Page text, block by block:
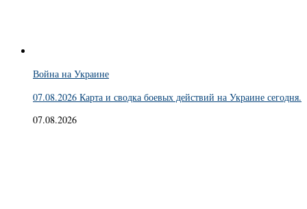
Война на Украине
07.08.2026 Карта и сводка боевых действий на Украине сегодня.
07.08.2026